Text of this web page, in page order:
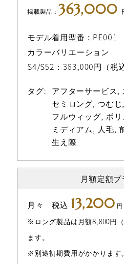
掲載製品： 363,000
モデル着用型番：PE001
カラーバリエーション
S4/S52：363,000円（税込
タグ: アフターサービス
セミロング つむじ
フルウィッグ ボ
ミディアム
人毛
生え際
月額定額プ
月々 税込 13,200 円
※ロング製品は月額8,800円
ます。
※別途初期費用がかかります。